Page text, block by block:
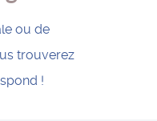
ou de
trouverez
!